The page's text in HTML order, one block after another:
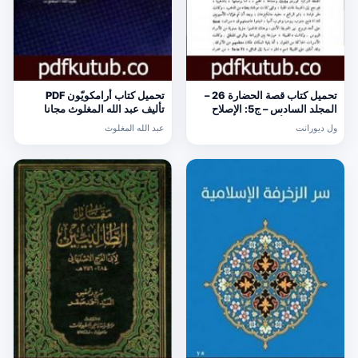
تحميل كتاب قصة الحضارة 26 –
المجلد السادس – ج5: الإصلاح
مجانا [كامل]
ول ديورانت
تحميل كتاب أرامكويّون PDF
تأليف عبد الله المغلوث مجانا
[كامل]
عبد الله المغلوث